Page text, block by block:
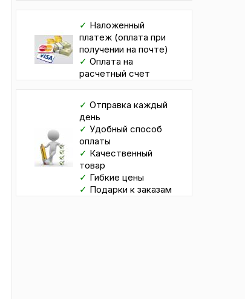
✓ Наложенный
платеж (оплата при
получении на почте)
✓ Оплата на
расчетный счет
✓ Отправка каждый
день
✓ Удобный способ
оплаты
✓ Качественный
товар
✓ Гибкие цены
✓ Подарки к заказам